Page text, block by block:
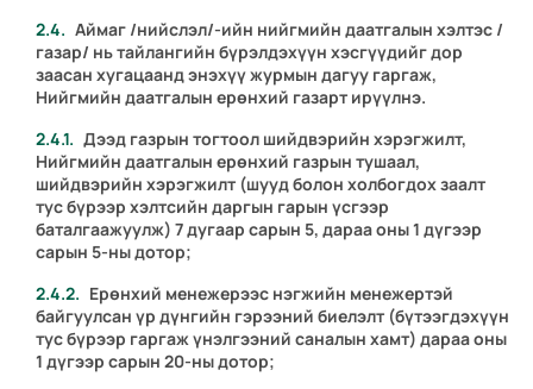
Аймаг /нийслэл/-ийн нийгмийн даатгалын хэлтэс /
газар/ нь тайлангийн бүрэлдэхүүн хэсгүүдийг дор
заасан хугацаанд энэхүү журмын дагуу гаргаж,
Нийгмийн даатгалын ерөнхий газарт ирүүлнэ.
Дээд газрын тогтоол шийдвэрийн хэрэгжилт,
Нийгмийн даатгалын ерөнхий газрын тушаал,
шийдвэрийн хэрэгжилт (шууд болон холбогдох заалт
тус бүрээр хэлтсийн даргын гарын үсгээр
баталгаажуулж) 7 дугаар сарын 5, дараа оны 1 дүгээр
сарын 5-ны дотор;
Ерөнхий менежерээс нэгжийн менежертэй
байгуулсан үр дүнгийн гэрээний биелэлт (бүтээгдэхүүн
тус бүрээр гаргаж үнэлгээний саналын хамт) дараа оны
1 дүгээр сарын 20-ны дотор;